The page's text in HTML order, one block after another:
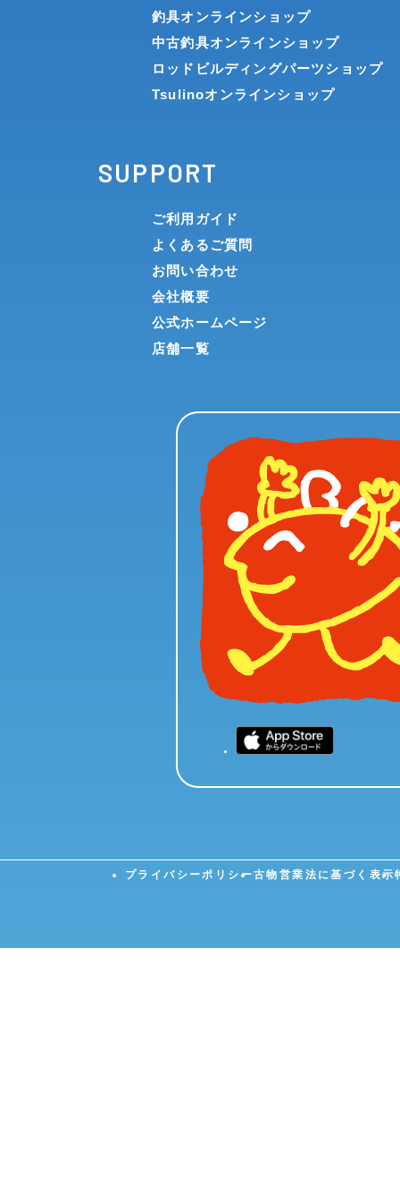
釣具オンラインショップ
中古釣具オンラインショップ
ロッドビルディングパーツショップ
Tsulinoオンラインショップ
SUPPORT
ご利用ガイド
よくあるご質問
お問い合わせ
会社概要
公式ホームページ
店舗一覧
プライバシーポリシー古物営業法に基づく表示